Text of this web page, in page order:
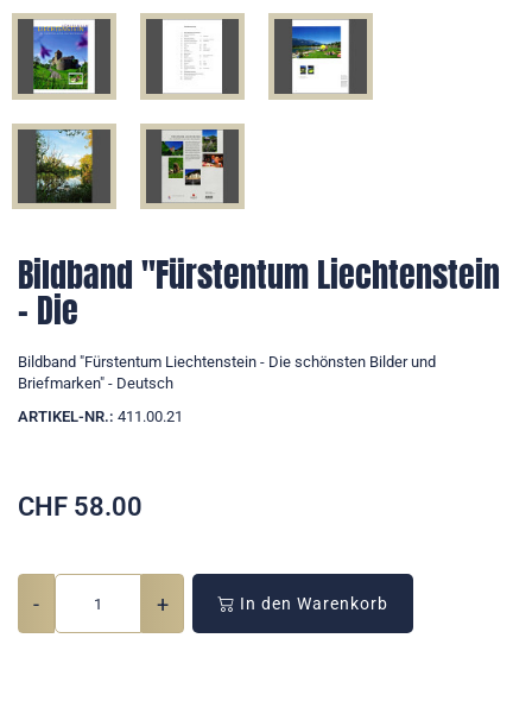
Bildband "Fürstentum Liechtenstein
- Die
Bildband "Fürstentum Liechtenstein - Die schönsten Bilder und
Briefmarken" - Deutsch
ARTIKEL-NR.: 411.00.21
CHF 58.00
- + In den Warenkorb